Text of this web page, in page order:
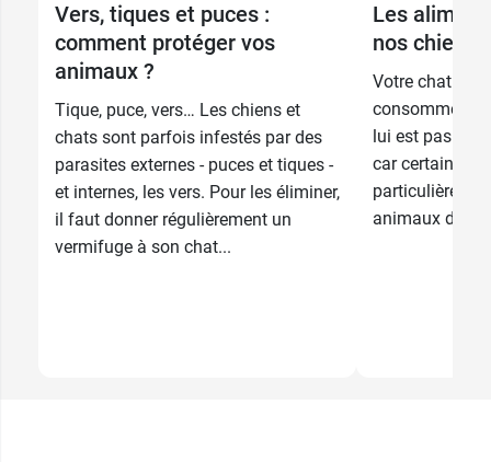
Vers, tiques et puces :
comment protéger vos
animaux ?
Tique, puce, vers… Les chiens et
chats sont parfois infestés par des
parasites externes - puces et tiques -
et internes, les vers. Pour les éliminer,
il faut donner régulièrement un
vermifuge à son chat...
Les
nos chiens
Votre chat ou
consommer
lui est pas
car certains
animaux de